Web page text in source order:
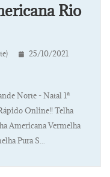
Rio
25/10/2021
Norte - Natal 1ª
Online!! Telha
Americana Vermelha
Pura S...